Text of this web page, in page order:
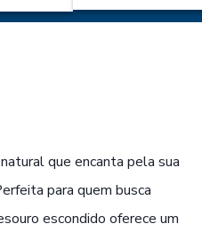
que encanta pela sua
para quem busca
escondido oferece um